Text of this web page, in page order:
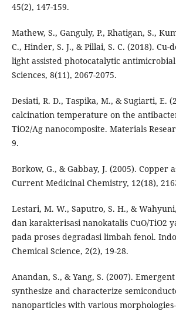
45(2), 147-159.
Mathew, S., Ganguly, P., Rhatigan, S.,
C., Hinder, S. J., & Pillai, S. C. (2018). Cu-
light assisted photocatalytic
Sciences, 8(11), 2067-2075.
Desiati, R. D., Taspika, M., & Sugiarti, E.
calcination temperature on the
TiO2/Ag nanocomposite. Materials
9.
Borkow, G., & Gabbay, J. (2005). Copper
Current Medicinal Chemistry, 12(18),
Lestari, M. W., Saputro, S. H., &
dan karakterisasi nanokatalis CuO/TiO2
pada proses degradasi limbah fenol.
Chemical Science, 2(2), 19-28.
Anandan, S., & Yang, S. (2007).
synthesize and characterize
nanoparticles with various